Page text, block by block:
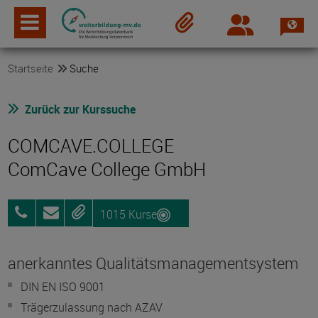
Login
Startseite Suche
Zurück zur Kurssuche
COMCAVE.COLLEGE
ComCave College GmbH
0800
25072012
AnfragenMerken1015 Kurse
anerkanntes Qualitätsmanagementsystem
DIN EN ISO 9001
Trägerzulassung nach AZAV